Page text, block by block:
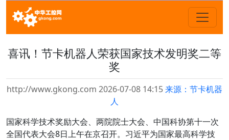
喜讯！节卡机器人荣获国家技术发明奖二等
奖
http://www.gkong.com 2026-07-08 14:15来源：节卡机器
人
国家科学技术奖励大会、两院院士大会、中国科协第十一次
全国代表大会8日上午在京召开。习近平为国家最高科学技